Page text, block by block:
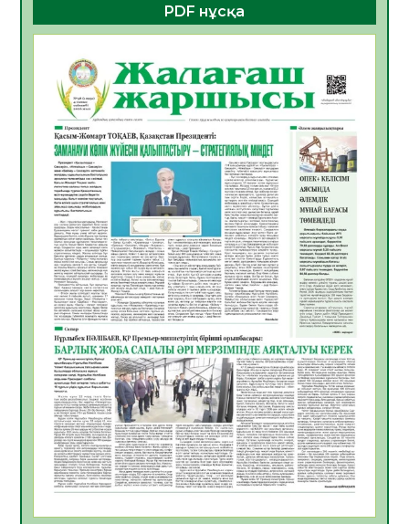
ҚҰРЫЛТАЙ САЙЛАУЫ – БОЛАШАҚҚА
БАСТАР ЖАУАПТЫ ТАҢДАУ
06.08.2026
Инфекциялық ауруларға қарсы иммундау
жұмыстарының тиімділігі
06.08.2026
28
Көкжөтел ауруы туралы
06.08.2026
25
АПВ вакцинасы туралы мәлімет
06.08.2026
26
Open Air: Қызылорда облысы полиция
департаменті 20 мыңнан астам
көрерменнің қауіпсіздігін қамтамасыз етті
06.08.2026
38
ҚЫЗЫЛОРДАДА «САНАЛЫ ҰРПАҚ –
ЖАРҚЫН БОЛАШАҚ» АТТЫ КЕҢЕЙТІЛГЕН
МӘЖІЛІС ӨТТІ
05.08.2026
38
Қазақстан Орталық Азиядағы көшуге ең
PDF нұсқа